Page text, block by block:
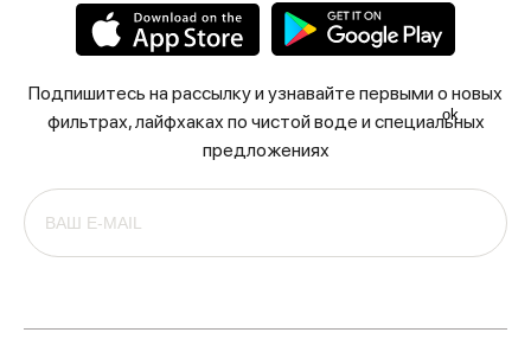
Подпишитесь на рассылку и узнавайте первыми о новых
фильтрах, лайфхаках по чистой воде и специальных
предложениях
ok